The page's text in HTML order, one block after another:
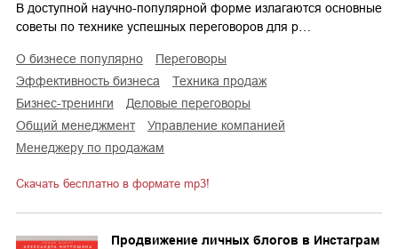
В доступной научно-популярной форме излагаются основные
советы по технике успешных переговоров для р…
о бизнесе популярно
переговоры
эффективность бизнеса
техника продаж
бизнес-тренинги
деловые переговоры
общий менеджмент
управление компанией
менеджеру по продажам
Скачать бесплатно в формате mp3!
Продвижение личных блогов в Инстаграм